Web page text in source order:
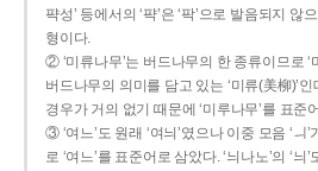
퍅성’ 등에서의 ‘퍅’은 ‘팍’으로 발음되지 않
형이다.
② ‘미류나무’는 버드나무의 한 종류이므로 ‘
버드나무의 의미를 담고 있는 ‘미류(美柳)’인
경우가 거의 없기 때문에 ‘미루나무’를 표준
③ ‘여느’도 원래 ‘여늬’였으나 이중 모음 ‘ㅢ
로 ‘여느’를 표준어로 삼았다. ‘늬나노’의 ‘늬